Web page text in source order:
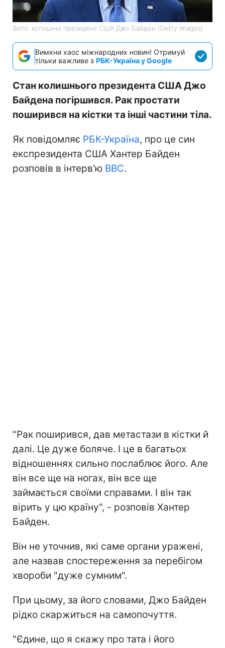
Фото: колишній президент США Джо Байден (Getty Images)
Вимкни хаос міжнародних новин! Отримуй
тільки важливе з РБК-Україна у Google
Стан колишнього президента США Джо
Байдена погіршився. Рак простати
поширився на кістки та інші частини тіла.
Як повідомляє РБК-Україна, про це син
експрезидента США Хантер Байден
розповів в інтерв'ю BBC.
"Рак поширився, дав метастази в кістки й
далі. Це дуже боляче. І це в багатьох
відношеннях сильно послаблює його. Але
він все ще на ногах, він все ще
займається своїми справами. І він так
вірить у цю країну", - розповів Хантер
Байден.
Він не уточнив, які саме органи уражені,
але назвав спостереження за перебігом
хвороби "дуже сумним".
При цьому, за його словами, Джо Байден
рідко скаржиться на самопочуття.
"Єдине, що я скажу про тата і його